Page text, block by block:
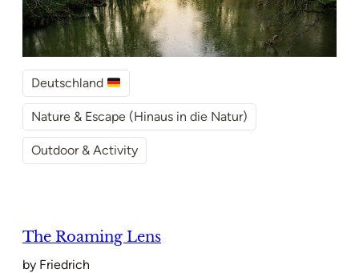
Deutschland
Nature & Escape (Hinaus in die Natur)
Outdoor & Activity
The Roaming Lens
by Friedrich